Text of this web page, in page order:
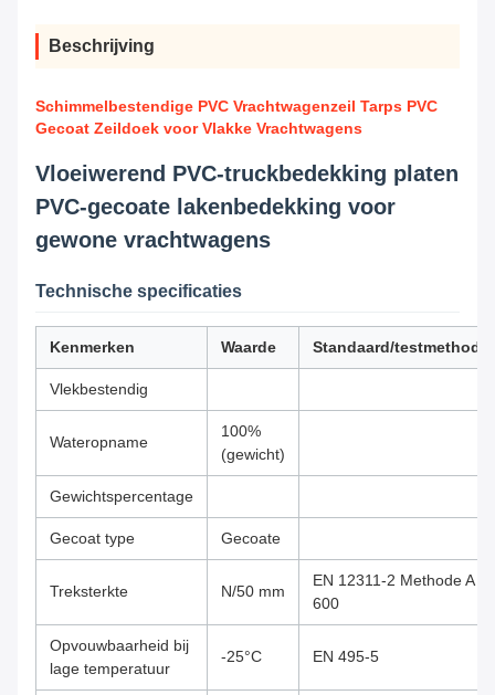
Beschrijving
Schimmelbestendige PVC Vrachtwagenzeil Tarps PVC
Gecoat Zeildoek voor Vlakke Vrachtwagens
Vloeiwerend PVC-truckbedekking platen
PVC-gecoate lakenbedekking voor
gewone vrachtwagens
Technische specificaties
Kenmerken Waarde Standaard/testmethode
Vlekbestendig
Wateropname
100%
(gewicht)
Gewichtspercentage
Gecoat type Gecoate
Treksterkte N/50 mm
EN 12311-2 Methode A ≥
600
Opvouwbaarheid bij
lage temperatuur
-25°C EN 495-5